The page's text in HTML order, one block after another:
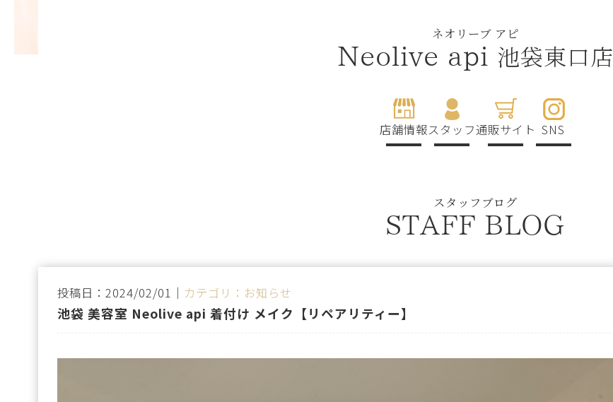
ネオリーブ アピ
Neolive api 池袋東口店
店舗情報スタッフ通販サイト SNS
スタッフブログ
STAFF BLOG
投稿日：2024/02/01｜ カテゴリ：お知らせ
池袋 美容室 Neolive api 着付け メイク【リペアリティー】